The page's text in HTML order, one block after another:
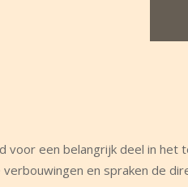
voor een belangrijk deel in het
en spraken de